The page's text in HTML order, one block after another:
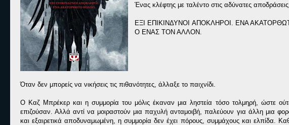
Ένας κλέφτης με ταλέντο στις αδύνατες
ΕΞΙ ΕΠΙΚΙΝΔΥΝΟΙ ΑΠΟΚΛΗΡΟΙ. ΕΝΑ
Ο ΕΝΑΣ ΤΟΝ ΑΛΛΟΝ.
Όταν δεν μπορείς να νικήσεις τις πιθανότητες, άλλαξε το παιχνίδι.
Ο Καζ Μπρέκερ και η συμμορία του μόλις έκαναν μια ληστεία τόσο τολμηρή, ώστε ούτε
επιζούσαν. Αλλά αντί να μοιραστούν μια παχυλή ανταμοιβή, παλεύουν για άλλη μια
και εξαιρετικά αποδυναμωμένη, η συμμορία δεν έχει πόρους, συμμάχους και ελπίδα.